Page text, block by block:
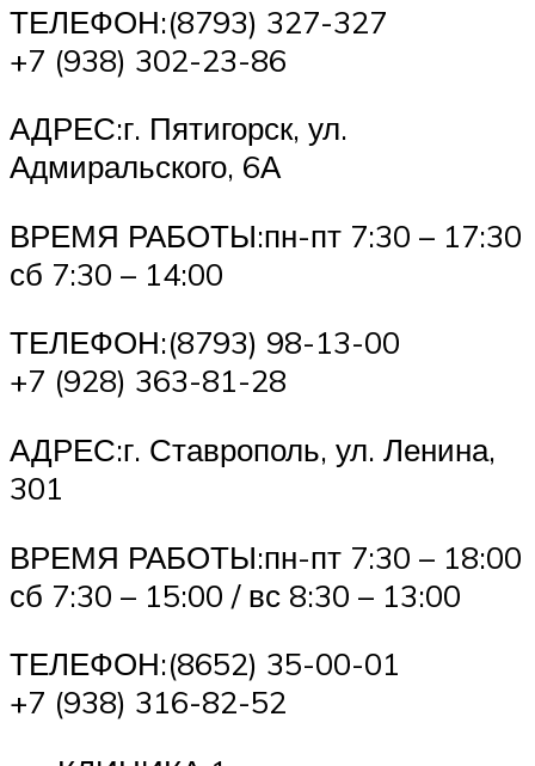
ТЕЛЕФОН:(8793) 327-327
+7 (938) 302-23-86
АДРЕС:г. Пятигорск, ул.
Адмиральского, 6А
ВРЕМЯ РАБОТЫ:пн-пт 7:30 – 17:30
сб 7:30 – 14:00
ТЕЛЕФОН:(8793) 98-13-00
+7 (928) 363-81-28
АДРЕС:г. Ставрополь, ул. Ленина,
301
ВРЕМЯ РАБОТЫ:пн-пт 7:30 – 18:00
сб 7:30 – 15:00 / вс 8:30 – 13:00
ТЕЛЕФОН:(8652) 35-00-01
+7 (938) 316-82-52